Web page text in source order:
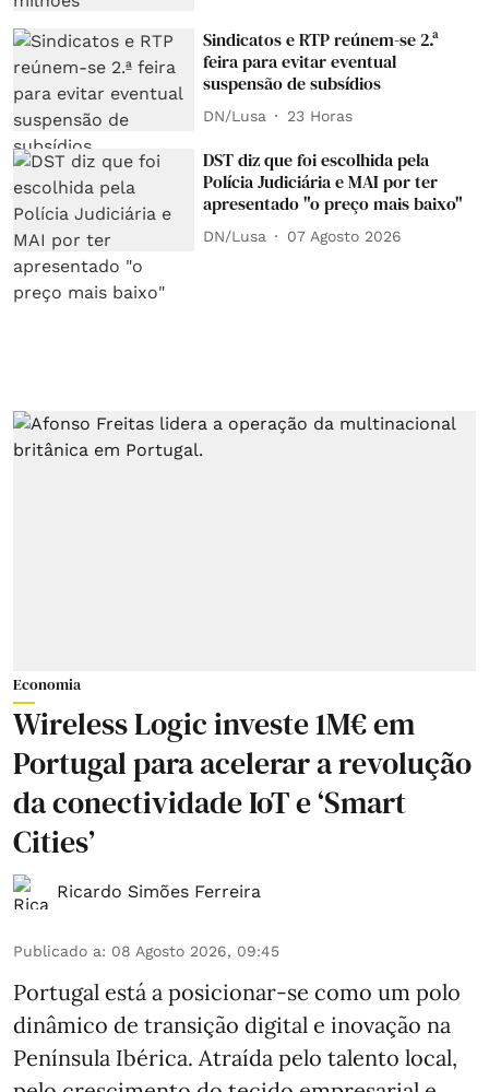
Sindicatos e RTP reúnem-se 2.ª
feira para evitar eventual
suspensão de subsídios
DN/Lusa 23 Horas
DST diz que foi escolhida pela
Polícia Judiciária e MAI por ter
apresentado "o preço mais baixo"
DN/Lusa 07 Agosto 2026
Economia
Wireless Logic investe 1M€ em
Portugal para acelerar a revolução
da conectividade IoT e ‘Smart
Cities’
Ricardo Simões Ferreira
Publicado a: 08 Agosto 2026, 09:45
Portugal está a posicionar-se como um polo
dinâmico de transição digital e inovação na
Península Ibérica. Atraída pelo talento local,